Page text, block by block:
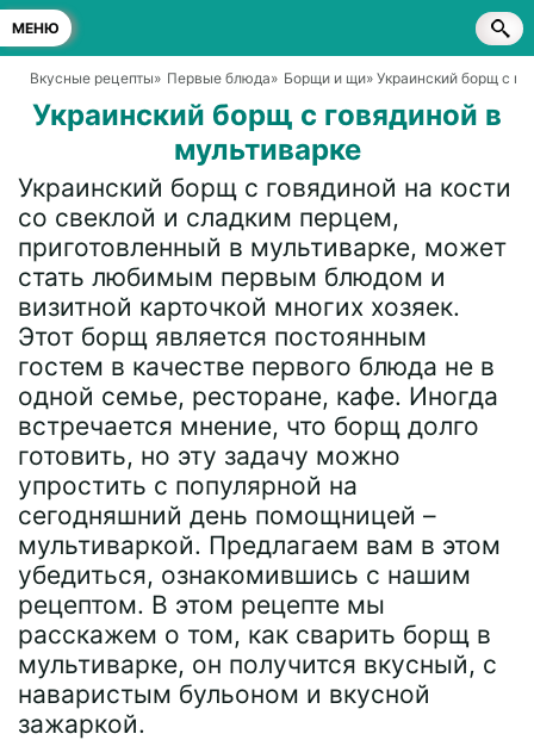
МЕНЮ
Вкусные рецепты» Первые блюда» Борщи и щи» Украинский борщ с
Украинский борщ с говядиной в
мультиварке
Украинский борщ с говядиной на кости
со свеклой и сладким перцем,
приготовленный в мультиварке, может
стать любимым первым блюдом и
визитной карточкой многих хозяек.
Этот борщ является постоянным
гостем в качестве первого блюда не в
одной семье, ресторане, кафе. Иногда
встречается мнение, что борщ долго
готовить, но эту задачу можно
упростить с популярной на
сегодняшний день помощницей –
мультиваркой. Предлагаем вам в этом
убедиться, ознакомившись с нашим
рецептом. В этом рецепте мы
расскажем о том, как сварить борщ в
мультиварке, он получится вкусный, с
наваристым бульоном и вкусной
зажаркой.